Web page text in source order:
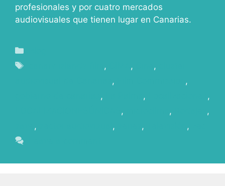
profesionales y por cuatro mercados
audiovisuales que tienen lugar en Canarias.
, , ,
,
,
, ,
,
, ,
,
, , , ,